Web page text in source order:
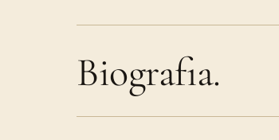
Biografia.